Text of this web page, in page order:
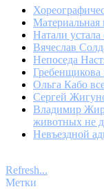
Натали устала
Вячеслав
Непоседа
Ольга Кабо
Сергей
Владимир
животных не
Невъездной
Refresh...
Метки